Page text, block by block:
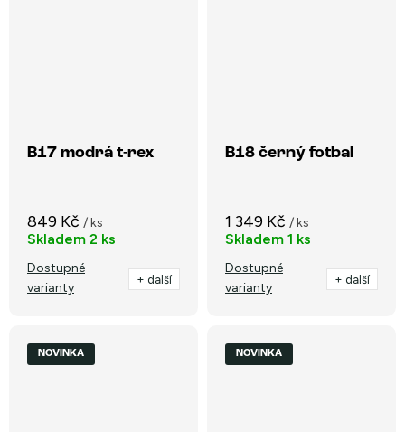
B17 modrá t-rex
849 Kč / ks
Skladem 2 ks
Dostupné
varianty
+ další
B18 černý fotbal
1 349 Kč / ks
Skladem 1 ks
Dostupné
varianty
+ další
NOVINKA NOVINKA